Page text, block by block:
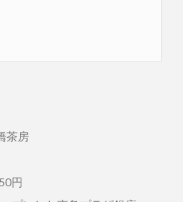
茶房
円